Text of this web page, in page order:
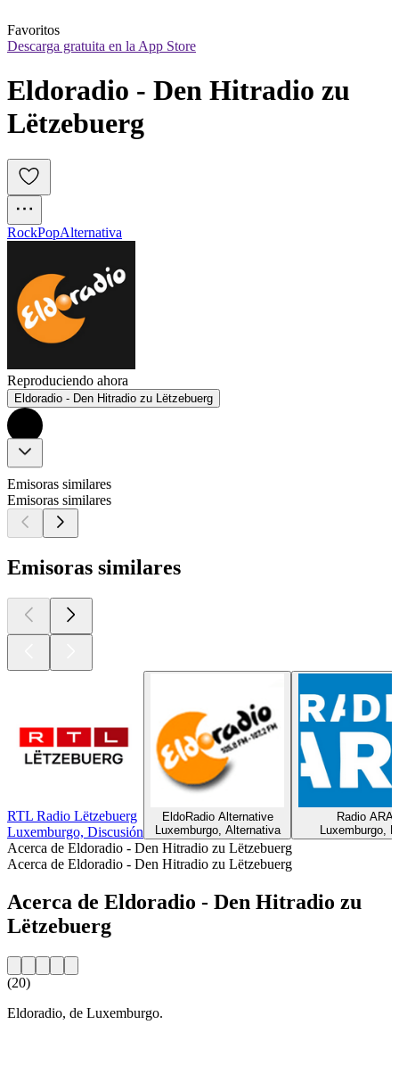
Favoritos
Descarga gratuita en la App Store
Eldoradio - Den Hitradio zu
Lëtzebuerg
RockPopAlternativa
Reproduciendo ahora
Eldoradio - Den Hitradio zu Lëtzebuerg
Emisoras similares
Emisoras similares
Emisoras similares
RTL Radio Lëtzebuerg
Luxemburgo, Discusión
EldoRadio Alternative
Luxemburgo, Alternativa
Radio ARA
Luxemburgo,
Acerca de Eldoradio - Den Hitradio zu Lëtzebuerg
Acerca de Eldoradio - Den Hitradio zu Lëtzebuerg
Acerca de Eldoradio - Den Hitradio zu
Lëtzebuerg
(20)
Eldoradio, de Luxemburgo.